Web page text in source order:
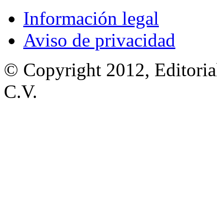
Información legal
Aviso de privacidad
© Copyright 2012,
C.V.